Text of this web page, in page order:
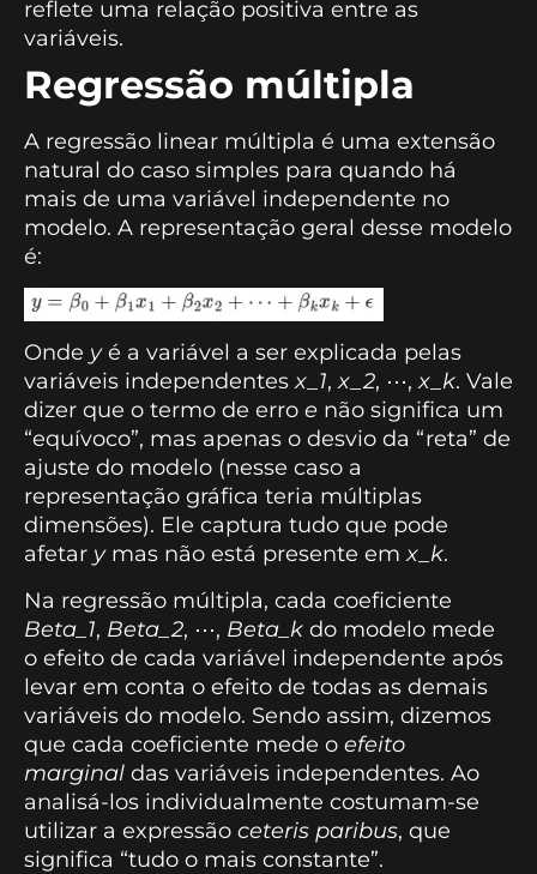
reflete uma relação positiva entre as
variáveis.
Regressão múltipla
A regressão linear múltipla é uma extensão
natural do caso simples para quando há
mais de uma variável independente no
modelo. A representação geral desse modelo
é:
Onde yé a variável a ser explicada pelas
variáveis independentesx_1,x_2, ⋯,x_k. Vale
dizer que o termo de erro e não significa um
“equívoco”, mas apenas o desvio da “reta” de
ajuste do modelo (nesse caso a
representação gráfica teria múltiplas
dimensões). Ele captura tudo que pode
afetar ymas não está presente emx_k.
Na regressão múltipla, cada coeficiente
Beta_1, Beta_2, ⋯, Beta_k do modelo mede
o efeito de cada variável independente após
levar em conta o efeito de todas as demais
variáveis do modelo. Sendo assim, dizemos
que cada coeficiente mede o efeito
marginal das variáveis independentes. Ao
analisá-los individualmente costumam-se
utilizar a expressão ceteris paribus, que
significa “tudo o mais constante”.